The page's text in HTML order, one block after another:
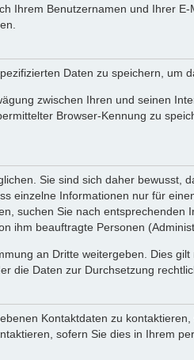
Ihrem Benutzernamen und Ihrer
Daten zu speichern, um
zwischen Ihren und seinen
Browser-Kennung zu
Sie sind sich daher bewusst,
einzelne Informationen nur für
suchen Sie nach
ihm beauftragte Personen
an Dritte weitergeben. Dies
die Daten zur Durchsetzung
Kontaktdaten zu
sofern Sie dies in Ihrem